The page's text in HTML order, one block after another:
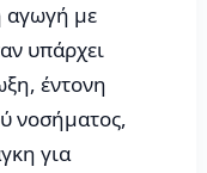
αγωγή με
υπάρχει
έντονη
νοσήματος,
για